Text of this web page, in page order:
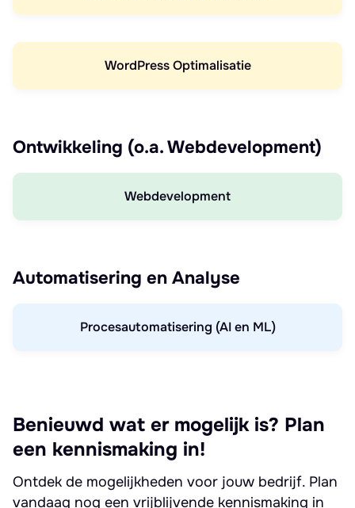
WordPress Optimalisatie
Ontwikkeling (o.a. Webdevelopment)
Webdevelopment
Automatisering en Analyse
Procesautomatisering (AI en ML)
Benieuwd wat er mogelijk is? Plan
een kennismaking in!
Ontdek de mogelijkheden voor jouw bedrijf. Plan
vandaag nog een vrijblijvende kennismaking in